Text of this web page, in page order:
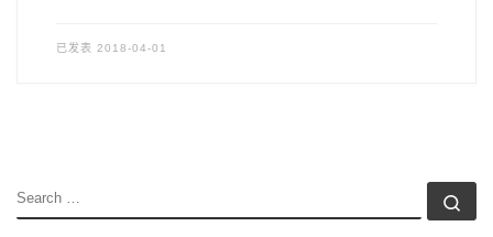
已发表 2018-04-01
SEARCH